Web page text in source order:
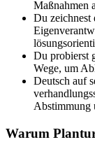
Maßnahmen
Du zeichnest
Du probierst
Wege, um
Deutsch auf
Abstimmung
Warum